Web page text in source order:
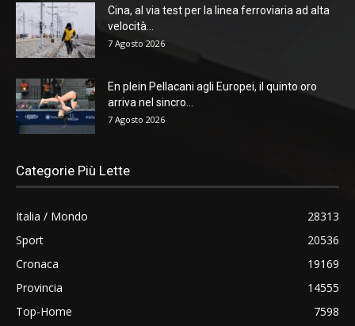
Cina, al via test per la linea ferroviaria ad alta
velocità...
7 Agosto 2026
En plein Pellacani agli Europei, il quinto oro
arriva nel sincro...
7 Agosto 2026
Categorie Più Lette
Italia / Mondo
28313
Sport
20536
Cronaca
19169
Provincia
14555
Top-Home
7598